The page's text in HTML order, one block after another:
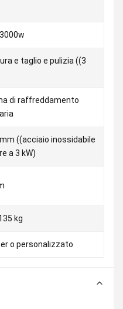
e taglio e pulizia ((3
di raffreddamento
((acciaio inossidabile
a 3 kW)
kg
o personalizzato